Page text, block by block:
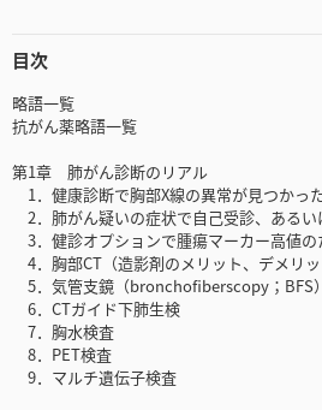
目次
略語一覧
抗がん薬略語一覧
第1章 肺がん診断のリアル
1．健康診断で胸部X線の異常が見つかっ
2．肺がん疑いの症状で自己受診、あるい
3．健診オプションで腫瘍マーカー高値の
4．胸部CT（造影剤のメリット、デメリッ
5．気管支鏡（bronchofiberscopy；BFS）
6．CTガイド下肺生検
7．胸水検査
8．PET検査
9．マルチ遺伝子検査